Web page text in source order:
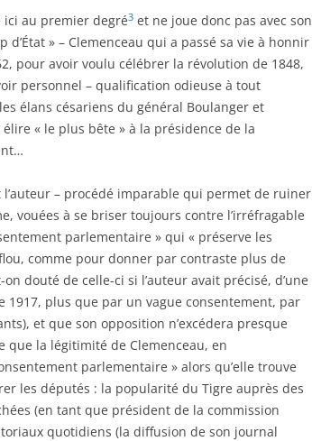
ici au premier degré3 et ne joue donc pas avec son
» – Clemenceau qui a passé sa vie à honnir
pour avoir voulu célébrer la révolution de 1848,
personnel – qualification odieuse à tout
élans césariens du général Boulanger et
« le plus bête » à la présidence de la
– procédé imparable qui permet de ruiner
vouées à se briser toujours contre l’irréfragable
parlementaire » qui « préserve les
comme pour donner par contraste plus de
douté de celle-ci si l’auteur avait précisé, d’une
1917, plus que par un vague consentement, par
et que son opposition n’excédera presque
que la légitimité de Clemenceau, en
parlementaire » alors qu’elle trouve
les députés : la popularité du Tigre auprès des
(en tant que président de la commission
quotidiens (la diffusion de son journal